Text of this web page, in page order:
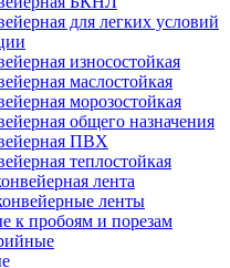
для легких условий
износостойкая
маслостойкая
морозостойкая
общего назначения
ПВХ
теплостойкая
лента
ленты
к пробоям и порезам